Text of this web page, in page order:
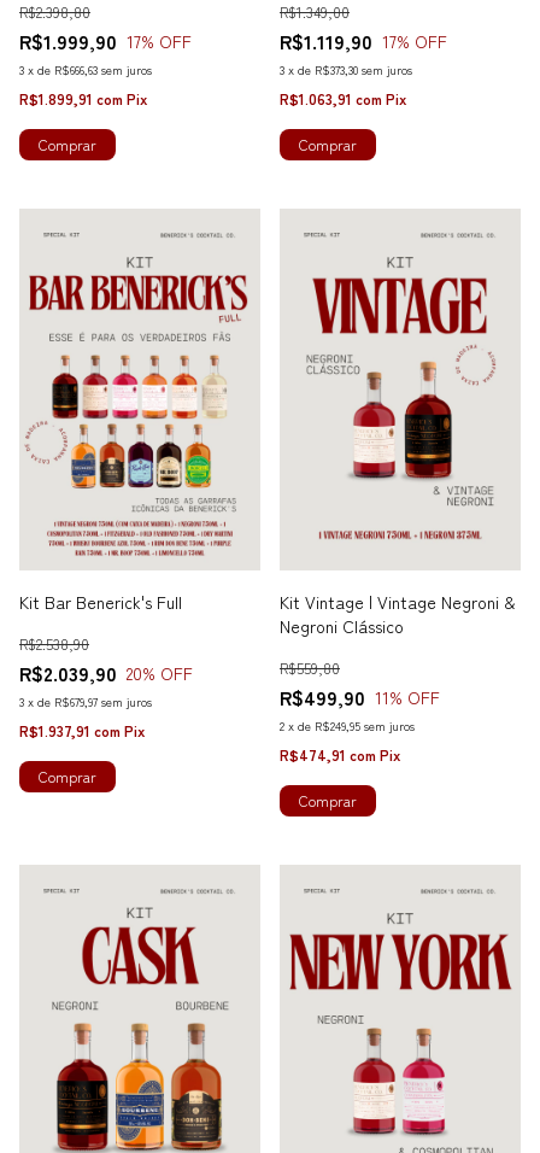
R$1.999,90
R$2.398,80
17% OFF
3 x de R$666,63 sem juros
R$1.899,91 com Pix
Comprar
R$1.119,90
R$1.349,00
17% OFF
3 x de R$373,30 sem juros
R$1.063,91 com Pix
Kit Bar Benerick's Full
R$2.039,90
R$2.538,90
20% OFF
3 x de R$679,97 sem juros
R$1.937,91 com Pix
Kit Vintage | Vintage Negroni &
Negroni Clássico
R$499,90
R$559,80
11% OFF
2 x de R$249,95 sem juros
R$474,91 com Pix